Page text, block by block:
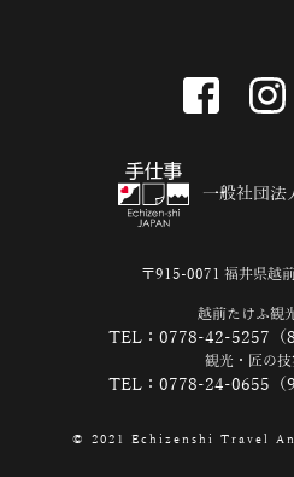
facebook
一般社団法
〒915-0071 福井県越
越前たけふ観
TEL：0778-42-5257（
観光・匠の
TEL：0778-24-0655（
© 2021 Echizenshi Travel